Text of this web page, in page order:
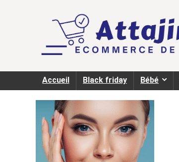
Accueil Black friday Bébé